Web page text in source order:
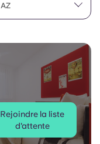
Rejoindre la liste
d'attente